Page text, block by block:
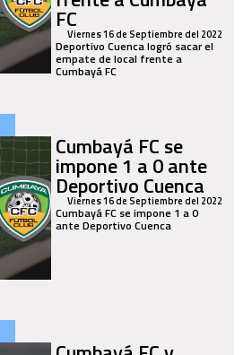
FCViernes 16 de Septiembre del 2022
Deportivo Cuenca logró sacar el
empate de local frente a
Cumbayá FC
Cumbayá FC se
impone 1 a 0 ante
Deportivo Cuenca
Viernes 16 de Septiembre del 2022
Cumbayá FC se impone 1 a 0
ante Deportivo Cuenca